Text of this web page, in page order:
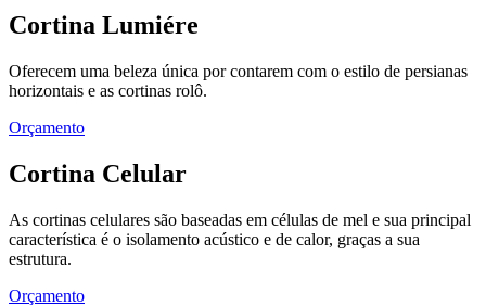
Cortina Lumiére
Oferecem uma beleza única por contarem com o estilo de persianas
horizontais e as cortinas rolô.
Orçamento
Cortina Celular
As cortinas celulares são baseadas em células de mel e sua principal
característica é o isolamento acústico e de calor, graças a sua
estrutura.
Orçamento